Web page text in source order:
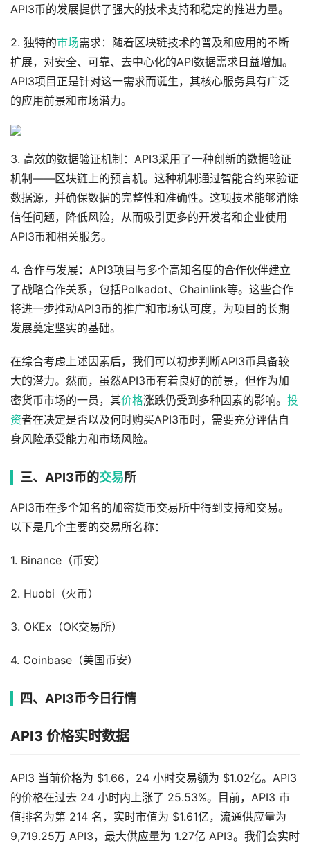
API3币的发展提供了强大的技术支持和稳定的推进力量。
2. 独特的市场需求：随着区块链技术的普及和应用的不断
扩展，对安全、可靠、去中心化的API数据需求日益增加。
API3项目正是针对这一需求而诞生，其核心服务具有广泛
的应用前景和市场潜力。
3. 高效的数据验证机制：API3采用了一种创新的数据验证
机制——区块链上的预言机。这种机制通过智能合约来验证
数据源，并确保数据的完整性和准确性。这项技术能够消除
信任问题，降低风险，从而吸引更多的开发者和企业使用
API3币和相关服务。
4. 合作与发展：API3项目与多个高知名度的合作伙伴建立
了战略合作关系，包括Polkadot、Chainlink等。这些合作
将进一步推动API3币的推广和市场认可度，为项目的长期
发展奠定坚实的基础。
在综合考虑上述因素后，我们可以初步判断API3币具备较
大的潜力。然而，虽然API3币有着良好的前景，但作为加
密货币市场的一员，其价格涨跌仍受到多种因素的影响。 投
资者在决定是否以及何时购买API3币时，需要充分评估自
身风险承受能力和市场风险。
三、API3币的交易所
API3币在多个知名的加密货币交易所中得到支持和交易。
以下是几个主要的交易所名称：
1. Binance（币安）
2. Huobi（火币）
3. OKEx（OK交易所）
4. Coinbase（美国币安）
四、API3币今日行情
API3 价格实时数据
API3 当前价格为 $1.66，24 小时交易额为 $1.02亿。API3
的价格在过去 24 小时内上涨了 25.53%。目前，API3 市
值排名为第 214 名，实时市值为 $1.61亿，流通供应量为
9,719.25万 API3，最大供应量为 1.27亿 API3。我们会实时